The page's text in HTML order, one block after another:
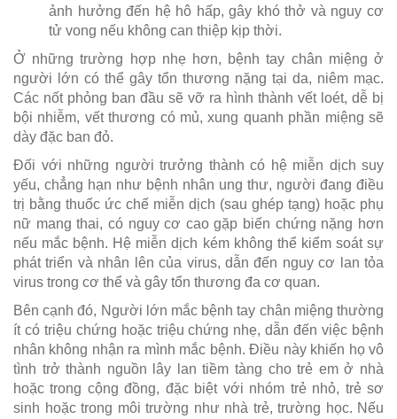
ảnh hưởng đến hệ hô hấp, gây khó thở và nguy cơ
tử vong nếu không can thiệp kịp thời.
Ở những trường hợp nhẹ hơn, bệnh tay chân miệng ở
người lớn có thể gây tổn thương nặng tại da, niêm mạc.
Các nốt phỏng ban đầu sẽ vỡ ra hình thành vết loét, dễ bị
bội nhiễm, vết thương có mủ, xung quanh phần miệng sẽ
dày đặc ban đỏ.
Đối với những người trưởng thành có hệ miễn dịch suy
yếu, chẳng hạn như bệnh nhân ung thư, người đang điều
trị bằng thuốc ức chế miễn dịch (sau ghép tạng) hoặc phụ
nữ mang thai, có nguy cơ cao gặp biến chứng nặng hơn
nếu mắc bệnh. Hệ miễn dịch kém không thể kiểm soát sự
phát triển và nhân lên của virus, dẫn đến nguy cơ lan tỏa
virus trong cơ thể và gây tổn thương đa cơ quan.
Bên cạnh đó, Người lớn mắc bệnh tay chân miệng thường
ít có triệu chứng hoặc triệu chứng nhẹ, dẫn đến việc bệnh
nhân không nhận ra mình mắc bệnh. Điều này khiến họ vô
tình trở thành nguồn lây lan tiềm tàng cho trẻ em ở nhà
hoặc trong cộng đồng, đặc biệt với nhóm trẻ nhỏ, trẻ sơ
sinh hoặc trong môi trường như nhà trẻ, trường học. Nếu